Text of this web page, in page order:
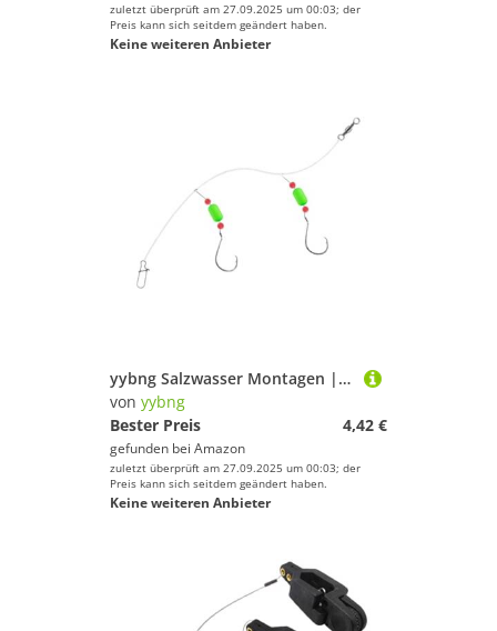
zuletzt überprüft am 27.09.2025 um 00:03; der
Preis kann sich seitdem geändert haben.
Keine weiteren Anbieter
yybng Salzwasser Montagen | Surfang Ausrüstung,Haken Greifwerkzeug Set Für Salzwasser Pier Küste Forellenbarsch Wolfsbarsch Schnapper Flunder
von yybng
Bester Preis
4,42 €
gefunden bei Amazon
zuletzt überprüft am 27.09.2025 um 00:03; der
Preis kann sich seitdem geändert haben.
Keine weiteren Anbieter